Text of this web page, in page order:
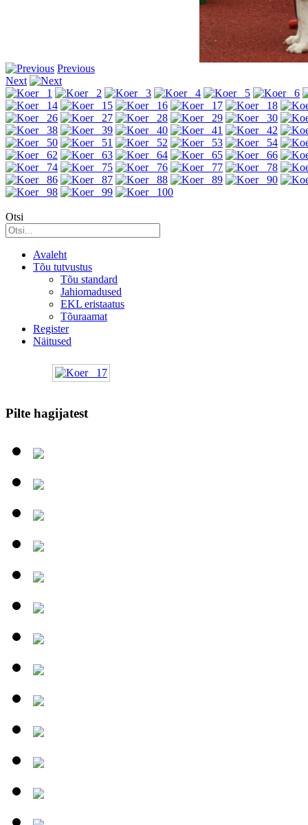
Previous
Next
Otsi
Avaleht
Tõu tutvustus
Tõu standard
Jahiomadused
EKL eristaatus
Tõuraamat
Register
Näitused
Pilte hagijatest